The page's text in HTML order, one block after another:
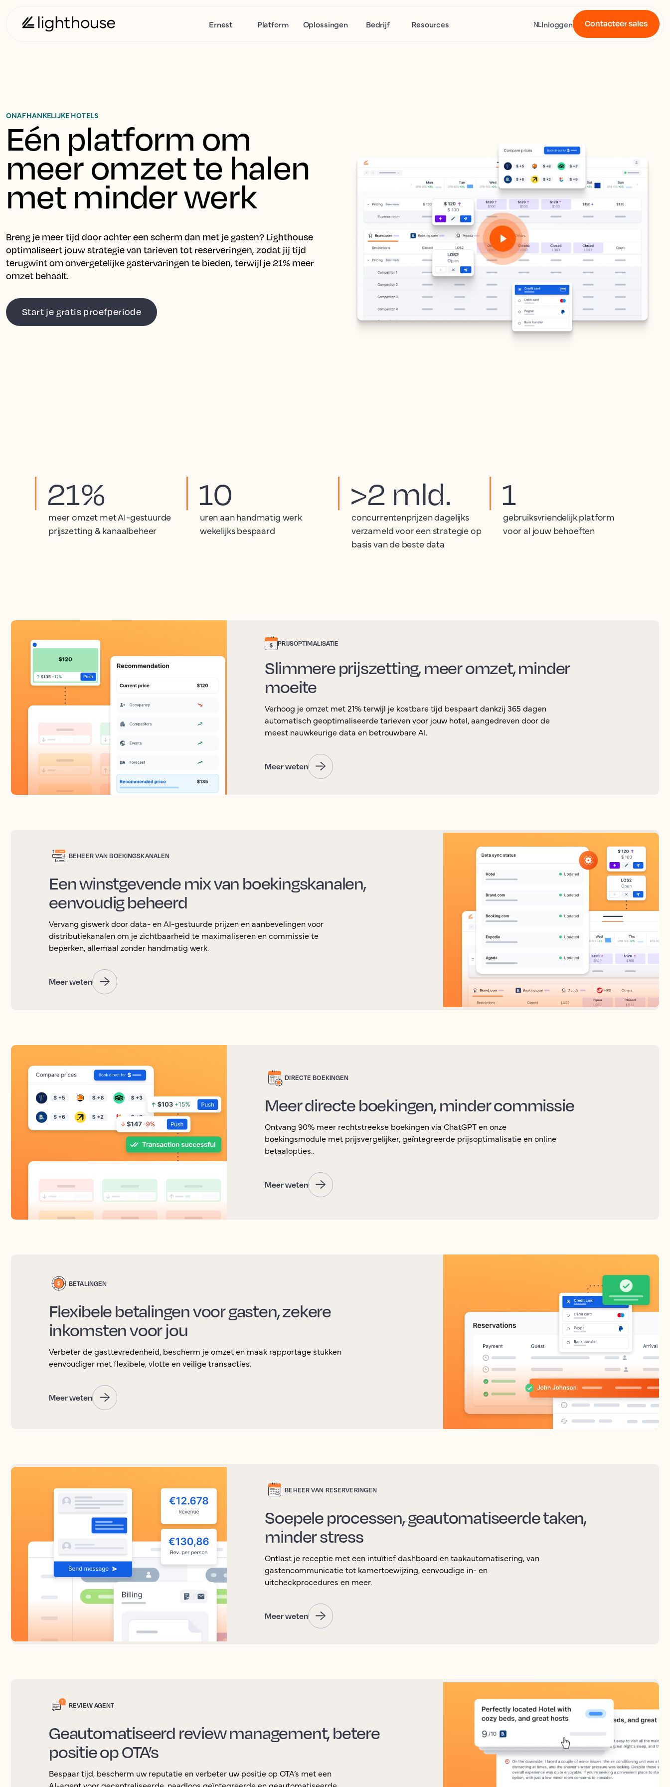
Ernest Platform Oplossingen Bedrijf Resources NLInloggen Contacteer sales
ONAFHANKELIJKE HOTELS
Eén platform om
meer omzet te halen
met minder werk
Breng je meer tijd door achter een scherm dan met je gasten? Lighthouse
optimaliseert jouw strategie van tarieven tot reserveringen, zodat jij tijd
terugwint om onvergetelijke gastervaringen te bieden, terwijl je 21% meer
omzet behaalt.
Start je gratis proefperiode
21%
meer omzet met AI-gestuurde
prijszetting & kanaalbeheer
10
uren aan handmatig werk
wekelijks bespaard
>2 mld.
concurrentenprijzen dagelijks
verzameld voor een strategie op
basis van de beste data
1
gebruiksvriendelijk platform
voor al jouw behoeften
PRIJSOPTIMALISATIE
Slimmere prijszetting, meer omzet, minder
moeite
Verhoog je omzet met 21% terwijl je kostbare tijd bespaart dankzij 365 dagen
automatisch geoptimaliseerde tarieven voor jouw hotel, aangedreven door de
meest nauwkeurige data en betrouwbare AI.
Meer weten
BEHEER VAN BOEKINGSKANALEN
Een winstgevende mix van boekingskanalen,
eenvoudig beheerd
Vervang giswerk door data- en AI-gestuurde prijzen en aanbevelingen voor
distributiekanalen om je zichtbaarheid te maximaliseren en commissie te
beperken, allemaal zonder handmatig werk.
Meer weten
DIRECTE BOEKINGEN
Meer directe boekingen, minder commissie
Ontvang 90% meer rechtstreekse boekingen via ChatGPT en onze
boekingsmodule met prijsvergelijker, geïntegreerde prijsoptimalisatie en online
betaalopties..
Meer weten
BETALINGEN
Flexibele betalingen voor gasten, zekere
inkomsten voor jou
Verbeter de gasttevredenheid, bescherm je omzet en maak rapportage stukken
eenvoudiger met flexibele, vlotte en veilige transacties.
Meer weten
BEHEER VAN RESERVERINGEN
Soepele processen, geautomatiseerde taken,
minder stress
Ontlast je receptie met een intuïtief dashboard en taakautomatisering, van
gastencommunicatie tot kamertoewijzing, eenvoudige in- en
uitcheckprocedures en meer.
Meer weten
REVIEW AGENT
Geautomatiseerd review management, betere
positie op OTA’s
Bespaar tijd, bescherm uw reputatie en verbeter uw positie op OTA’s met een